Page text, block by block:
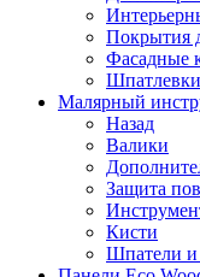
Покрытия
Фасадные
Малярный
Назад
Валики
Защита
Кисти
Шпатели